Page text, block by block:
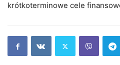
krótkoterminowe cele